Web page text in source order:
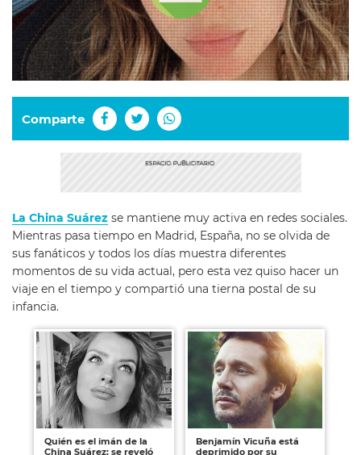
Comparte
La China Suárez se mantiene muy activa en redes sociales.
Mientras pasa tiempo en Madrid, España, no se olvida de
sus fanáticos y todos los días muestra diferentes
momentos de su vida actual, pero esta vez quiso hacer un
viaje en el tiempo y compartió una tierna postal de su
infancia.
Quién es el imán de la
China Suárez: se reveló
Benjamín Vicuña está
deprimido por su